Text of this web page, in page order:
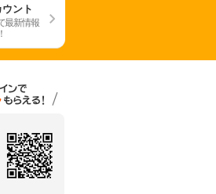
ント
最新情報